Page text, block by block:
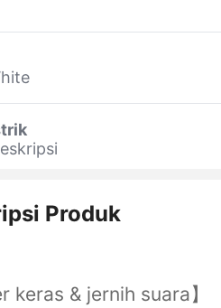
Produk
keras & jernih suara】